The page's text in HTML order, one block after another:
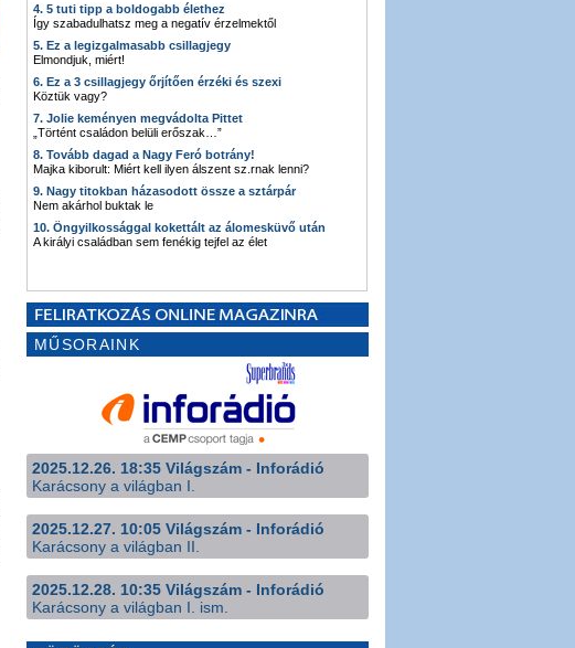
4. 5 tuti tipp a boldogabb élethez
Így szabadulhatsz meg a negatív érzelmektől
5. Ez a legizgalmasabb csillagjegy
Elmondjuk, miért!
6. Ez a 3 csillagjegy őrjítően érzéki és szexi
Köztük vagy?
7. Jolie keményen megvádolta Pittet
„Történt családon belüli erőszak…”
8. Tovább dagad a Nagy Feró botrány!
Majka kiborult: Miért kell ilyen álszent sz.rnak lenni?
9. Nagy titokban házasodott össze a sztárpár
Nem akárhol buktak le
10. Öngyilkossággal kokettált az álomesküvő után
A királyi családban sem fenékig tejfel az élet
MŰSORAINK
2025.12.26. 18:35 Világszám - Inforádió
Karácsony a világban I.
2025.12.27. 10:05 Világszám - Inforádió
Karácsony a világban II.
2025.12.28. 10:35 Világszám - Inforádió
Karácsony a világban I. ism.